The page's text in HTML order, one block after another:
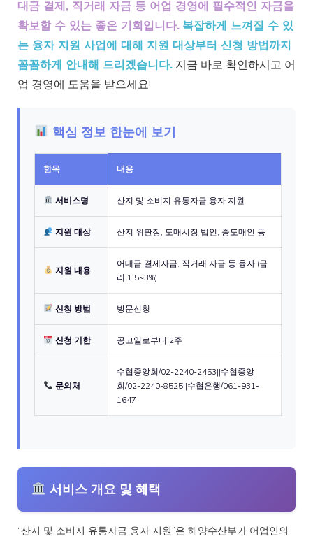
대금 결제, 직거래 자금 등 어업 경영에 필수적인 자금을
확보할 수 있는 좋은 기회입니다. 복잡하게 느껴질 수 있
는 융자 지원 사업에 대해 지원 대상부터 신청 방법까지
꼼꼼하게 안내해 드리겠습니다. 지금 바로 확인하시고 어
업 경영에 도움을 받으세요!
핵심 정보 한눈에 보기
항목 내용
서비스명 산지 및 소비지 유통자금 융자 지원
지원 대상 산지 위판장, 도매시장 법인, 중도매인 등
지원 내용
어대금 결제자금, 직거래 자금 등 융자 (금
리 1.5~3%)
신청 방법 방문신청
신청 기한 공고일로부터 2주
문의처
수협중앙회/02-2240-2453||수협중앙
회/02-2240-8525||수협은행/061-931-
1647
서비스 개요 및 혜택
“산지 및 소비지 유통자금 융자 지원”은 해양수산부가 어업인의